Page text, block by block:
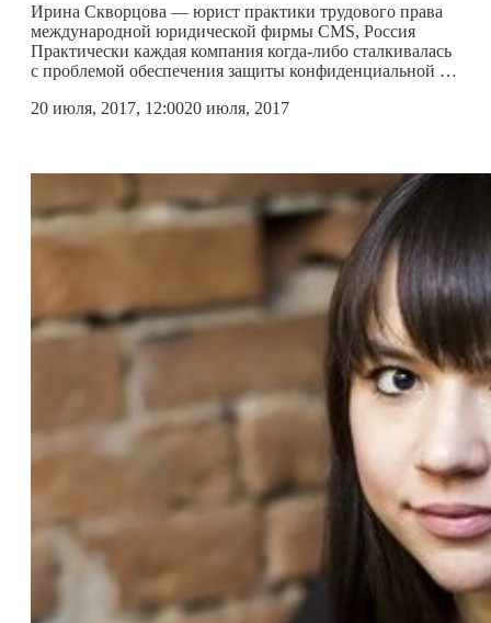
Ирина Скворцова — юрист практики трудового права
международной юридической фирмы CMS, Россия
Практически каждая компания когда-либо сталкивалась
с проблемой обеспечения защиты конфиденциальной …
20 июля, 2017, 12:0020 июля, 2017